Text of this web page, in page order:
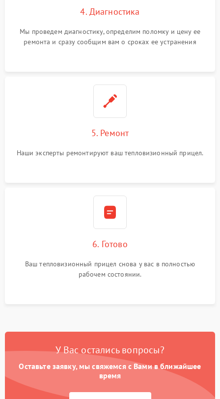
4. Диагностика
Мы проведем диагностику, определим поломку и цену ее
ремонта и сразу сообщим вам о сроках ее устранения
5. Ремонт
Наши эксперты ремонтируют ваш тепловизионный прицел.
6. Готово
Ваш тепловизионный прицел снова у вас в полностью
рабочем состоянии.
У Вас остались вопросы?
Оставьте заявку, мы свяжемся с Вами в ближайшее
время